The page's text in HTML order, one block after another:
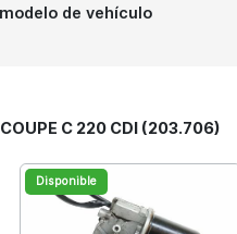
de vehículo
C 220 CDI (203.706)
Disponible